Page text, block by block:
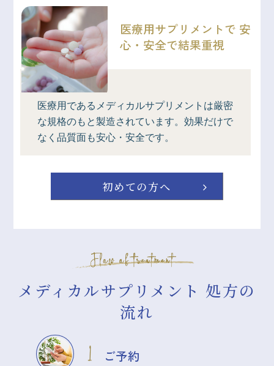
医療用サプリメントで 安
心・安全で結果重視
医療用であるメディカルサプリメントは厳密
な規格のもと製造されています。効果だけで
なく品質面も安心・安全です。
初めての方へ
メディカルサプリメント 処方の
流れ
ご予約